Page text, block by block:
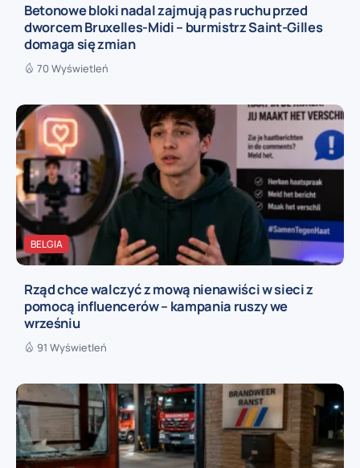
Betonowe bloki nadal zajmują pas ruchu przed
dworcem Bruxelles-Midi – burmistrz Saint-Gilles
domaga się zmian
70 Wyświetleń
BELGIA
Rząd chce walczyć z mową nienawiści w sieci z
pomocą influencerów – kampania ruszy we
wrześniu
91 Wyświetleń